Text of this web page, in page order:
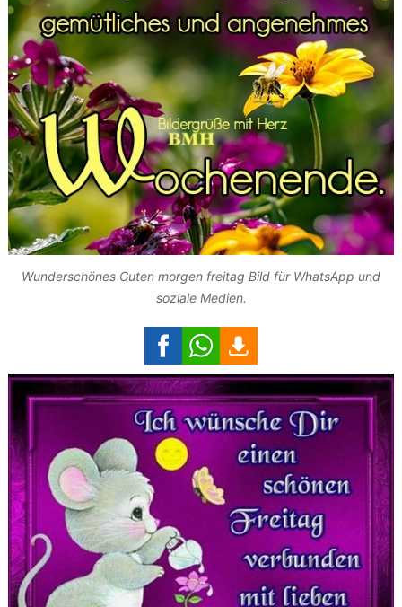
Wunderschönes Guten morgen freitag Bild für WhatsApp und
soziale Medien.